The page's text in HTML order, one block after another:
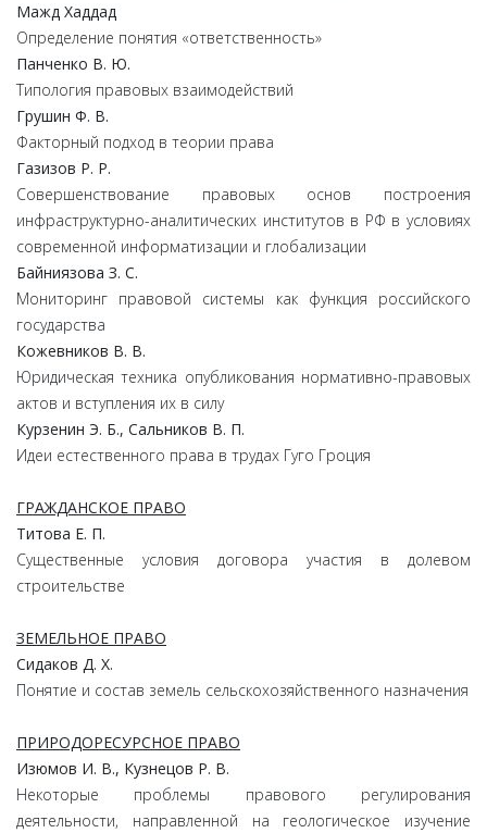
Мажд Хаддад
Определение понятия «ответственность»
Панченко В. Ю.
Типология правовых взаимодействий
Грушин Ф. В.
Факторный подход в теории права
Газизов Р. Р.
Совершенствование правовых основ построения
инфраструктурно-аналитических институтов в РФ в условиях
современной информатизации и глобализации
Байниязова З. С.
Мониторинг правовой системы как функция российского
государства
Кожевников В. В.
Юридическая техника опубликования нормативно-правовых
актов и вступления их в силу
Курзенин Э. Б., Сальников В. П.
Идеи естественного права в трудах Гуго Гроция
ГРАЖДАНСКОЕ ПРАВО
Титова Е. П.
Существенные условия договора участия в долевом
строительстве
ЗЕМЕЛЬНОЕ ПРАВО
Сидаков Д. Х.
Понятие и состав земель сельскохозяйственного назначения
ПРИРОДОРЕСУРСНОЕ ПРАВО
Изюмов И. В., Кузнецов Р. В.
Некоторые проблемы правового регулирования
деятельности, направленной на геологическое изучение